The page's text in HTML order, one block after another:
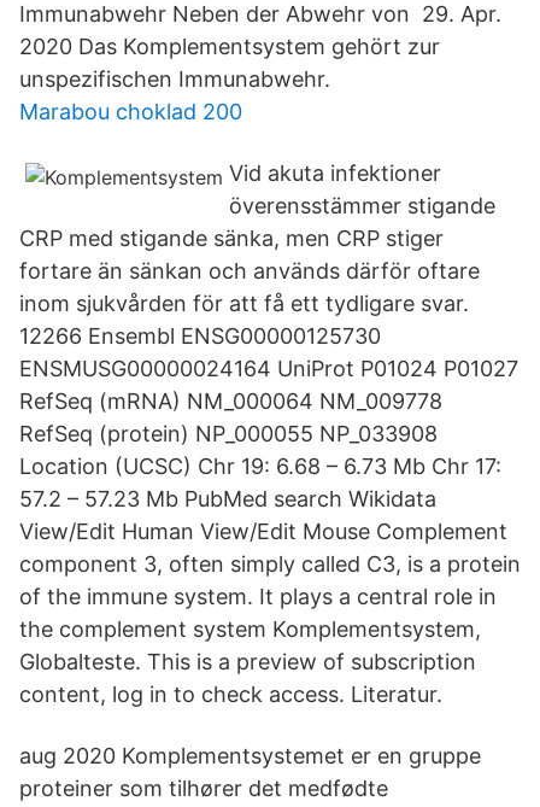
Immunabwehr Neben der Abwehr von 29. Apr.
2020 Das Komplementsystem gehört zur
unspezifischen Immunabwehr.
Marabou choklad 200
Vid akuta infektioner
överensstämmer stigande
CRP med stigande sänka, men CRP stiger
fortare än sänkan och används därför oftare
inom sjukvården för att få ett tydligare svar.
12266 Ensembl ENSG00000125730
ENSMUSG00000024164 UniProt P01024 P01027
RefSeq (mRNA) NM_000064 NM_009778
RefSeq (protein) NP_000055 NP_033908
Location (UCSC) Chr 19: 6.68 – 6.73 Mb Chr 17:
57.2 – 57.23 Mb PubMed search Wikidata
View/Edit Human View/Edit Mouse Complement
component 3, often simply called C3, is a protein
of the immune system. It plays a central role in
the complement system Komplementsystem,
Globalteste. This is a preview of subscription
content, log in to check access. Literatur.
aug 2020 Komplementsystemet er en gruppe
proteiner som tilhører det medfødte